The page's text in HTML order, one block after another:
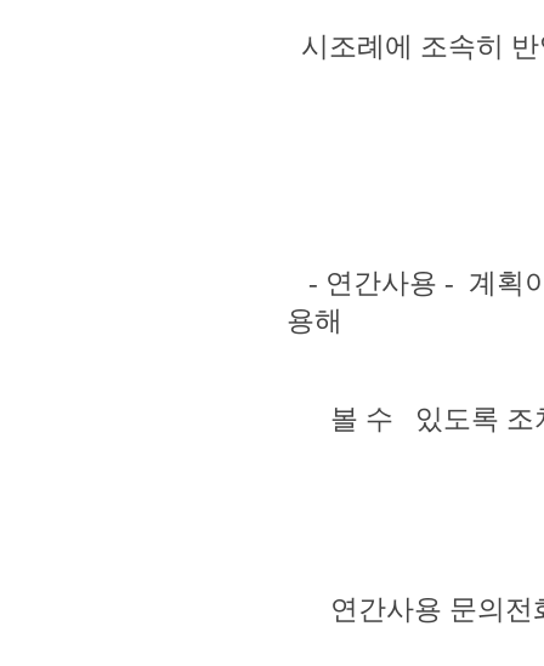
시조례에 조속히
- 연간사용 - 계획
용해
볼 수 있도록 조
연간사용 문의전